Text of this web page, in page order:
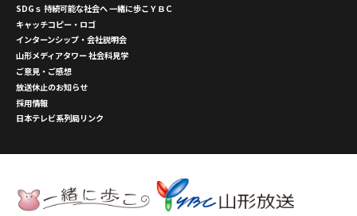
SDGｓ 持続可能な社会へ 一緒に歩こＹＢＣ
キャッチコピー・ロゴ
インターンシップ・会社説明会
山形メディアタワー 社会科見学
ご意見・ご感想
放送休止のお知らせ
採用情報
日本テレビ系列局リンク